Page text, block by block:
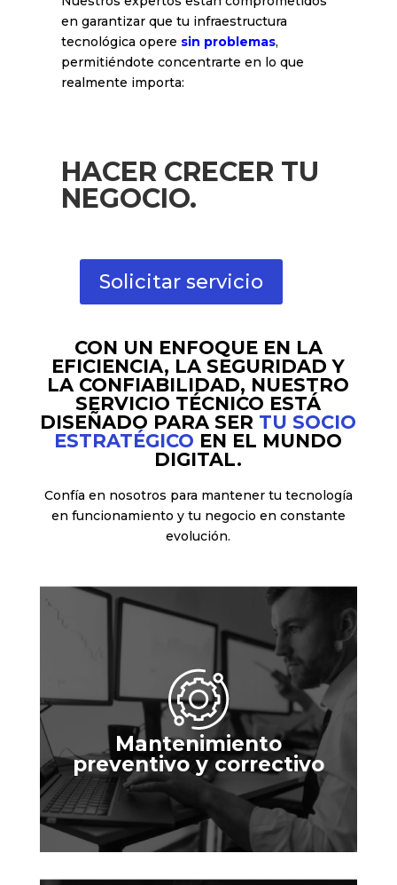
Nuestros expertos están comprometidos
en garantizar que tu infraestructura
tecnológica operesin problemas
permitiéndote concentrarte en lo que
HACER CRECER TU
NEGOCIO.
Solicitar servicio
CON UN ENFOQUE EN LA
EFICIENCIA, LA SEGURIDAD Y
LA CONFIABILIDAD, NUESTRO
SERVICIO TÉCNICO ESTÁ
DISEÑADO PARA SER TU SOCIO
ESTRATÉGICOEN EL MUNDO
Confía en nosotros para mantener tu tecnología
en funcionamiento y tu negocio en constante
Mantenimiento
preventivo y correctivo